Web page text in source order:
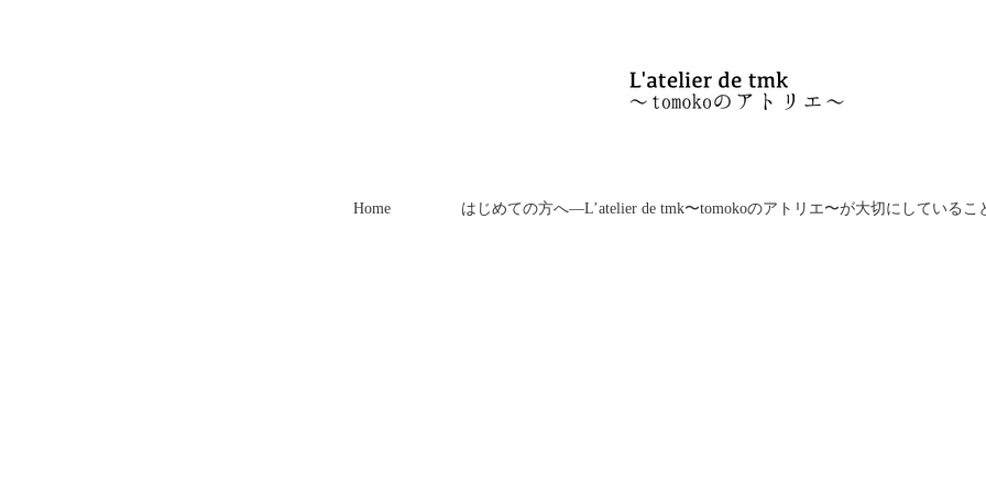
Home はじめての方へ―L’atelier de tmk〜tomokoのアトリエ〜が大切にしている